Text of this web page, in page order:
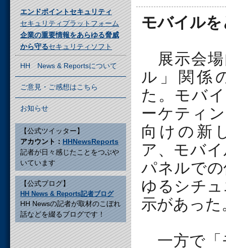
エンドポイントセキュリティ
セキュリティプラットフォーム
企業の重要情報をあらゆる脅威
から守るセキュリティソフト
HH News & Reportsについて
ご意見・ご感想はこちら
お知らせ
【公式ツイッター】
アカウント： HHNewsReports
記者が日々感じたことをつぶや
いています
【公式ブログ】
HH News & Reports記者ブログ
HH Newsの記者が取材のこぼれ
話などを綴るブログです！
モバイル
展示会場
ル」関係
た。モバ
ーケティ
向けの新
ア、モバ
パネルで
ゆるシチ
示があった
一方で「